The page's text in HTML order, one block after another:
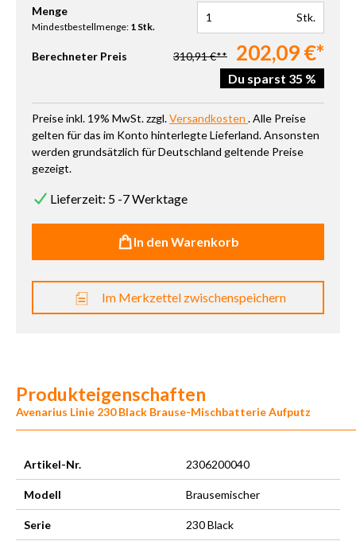
Produkt Anzahl: Gib den gewünschten Wert ein oder benutze
Menge
Mindestbestellmenge: 1 Stk.
Stk.
Berechneter Preis 310,91 €** 202,09 €*
Du sparst 35 %
Preise inkl. 19% MwSt. zzgl.Versandkosten . Alle Preise
gelten für das im Konto hinterlegte Lieferland. Ansonsten
werden grundsätzlich für Deutschland geltende Preise
gezeigt.
Lieferzeit: 5 -7 Werktage
In den Warenkorb
Im Merkzettel zwischenspeichern
Produkteigenschaften
Avenarius Linie 230 Black Brause-Mischbatterie Aufputz
Artikel-Nr. 2306200040
Modell Brausemischer
Serie 230 Black